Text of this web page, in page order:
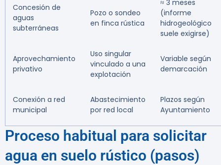
Concesión de
aguas
subterráneas
Pozo o sondeo
en finca rústica
≈ 3 meses
(informe
hidrogeológico
suele exigirse)
Aprovechamiento
privativo
Uso singular
vinculado a una
explotación
Variable según
demarcación
Conexión a red
municipal
Abastecimiento
por red local
Plazos según
Ayuntamiento
Proceso habitual para solicitar
agua en suelo rústico (pasos)